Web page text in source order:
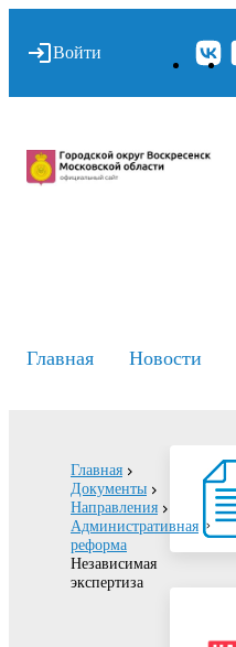
Войти
Главная Новости
Главная
Документы
Направления
Административная
реформа
Независимая
экспертиза